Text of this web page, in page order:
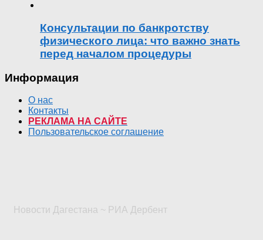
Консультации по банкротству
физического лица: что важно знать
перед началом процедуры
Информация
О нас
Контакты
РЕКЛАМА НА САЙТЕ
Пользовательское соглашение
Новости Дагестана ~ РИА Дербент